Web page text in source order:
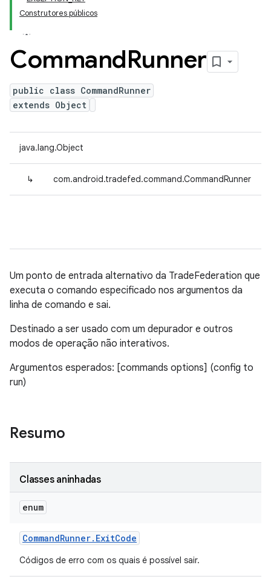
Construtores públicos
CommandRunner
public class CommandRunner
extends Object
java.lang.Object
↳ com.android.tradefed.command.CommandRunner
Um ponto de entrada alternativo da TradeFederation que
executa o comando especificado nos argumentos da
linha de comando e sai.
Destinado a ser usado com um depurador e outros
modos de operação não interativos.
Argumentos esperados: [commands options] (config to
run)
Resumo
Classes aninhadas
enum
CommandRunner. ExitCode
Códigos de erro com os quais é possível sair.